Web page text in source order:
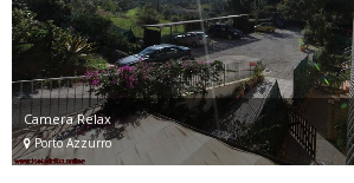
Camera Relax
Porto Azzurro